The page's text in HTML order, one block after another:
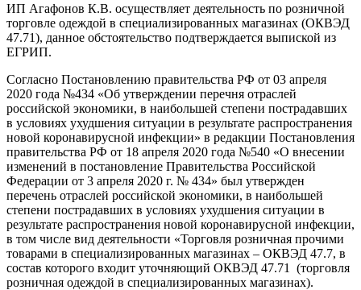
ИП Агафонов К.В. осуществляет деятельность по розничной
торговле одеждой в специализированных магазинах (ОКВЭД
47.71), данное обстоятельство подтверждается выпиской из
ЕГРИП.
Согласно Постановлению правительства РФ от 03 апреля
2020 года №434 «Об утверждении перечня отраслей
российской экономики, в наибольшей степени пострадавших
в условиях ухудшения ситуации в результате распространения
новой коронавирусной инфекции» в редакции Постановления
правительства РФ от 18 апреля 2020 года №540 «О внесении
изменений в постановление Правительства Российской
Федерации от 3 апреля 2020 г. № 434» был утвержден
перечень отраслей российской экономики, в наибольшей
степени пострадавших в условиях ухудшения ситуации в
результате распространения новой коронавирусной инфекции,
в том числе вид деятельности «Торговля розничная прочими
товарами в специализированных магазинах – ОКВЭД 47.7, в
состав которого входит уточняющий ОКВЭД 47.71 (торговля
розничная одеждой в специализированных магазинах).